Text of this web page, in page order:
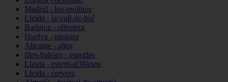
Madrid - los-molinos
Lleida - la-vall-de-boí
Badajoz - olivenza
Huelva - moguer
Alicante - altea
Illes-balears - esporles
Lleida - esterri-d39àneu
Lleida - cervera